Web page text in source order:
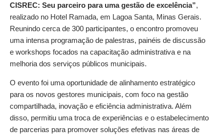
CISREC: Seu parceiro para uma gestão de excelência”,
realizado no Hotel Ramada, em Lagoa Santa, Minas Gerais.
Reunindo cerca de 300 participantes, o encontro promoveu
uma intensa programação de palestras, painéis de discussão
e workshops focados na capacitação administrativa e na
melhoria dos serviços públicos municipais.
O evento foi uma oportunidade de alinhamento estratégico
para os novos gestores municipais, com foco na gestão
compartilhada, inovação e eficiência administrativa. Além
disso, permitiu uma troca de experiências e o estabelecimento
de parcerias para promover soluções efetivas nas áreas de